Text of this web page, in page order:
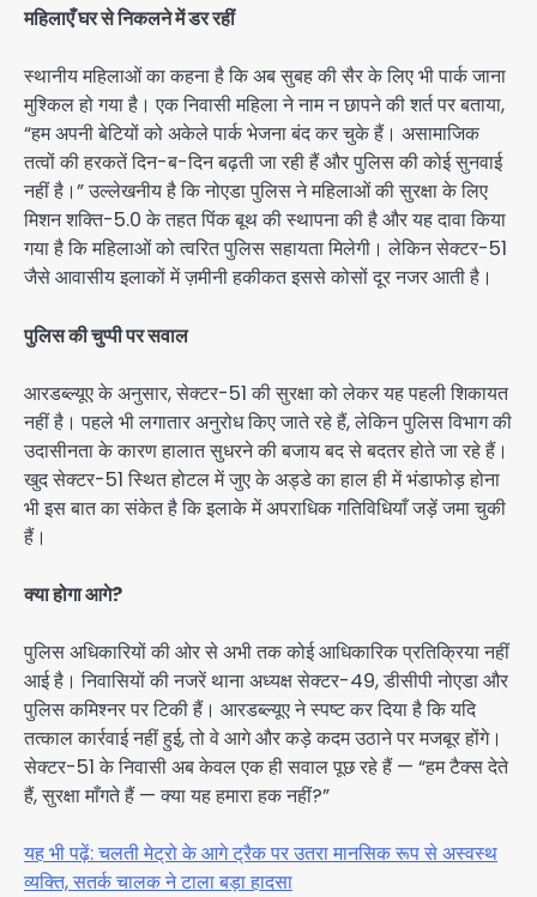
महिलाएँ घर से निकलने में डर रहीं
स्थानीय महिलाओं का कहना है कि अब सुबह की सैर के लिए भी पार्क जाना
मुश्किल हो गया है। एक निवासी महिला ने नाम न छापने की शर्त पर बताया,
“हम अपनी बेटियों को अकेले पार्क भेजना बंद कर चुके हैं। असामाजिक
तत्वों की हरकतें दिन-ब-दिन बढ़ती जा रही हैं और पुलिस की कोई सुनवाई
नहीं है।” उल्लेखनीय है कि नोएडा पुलिस ने महिलाओं की सुरक्षा के लिए
मिशन शक्ति-5.0 के तहत पिंक बूथ की स्थापना की है और यह दावा किया
गया है कि महिलाओं को त्वरित पुलिस सहायता मिलेगी। लेकिन सेक्टर-51
जैसे आवासीय इलाकों में ज़मीनी हकीकत इससे कोसों दूर नजर आती है।
पुलिस की चुप्पी पर सवाल
आरडब्ल्यूए के अनुसार, सेक्टर-51 की सुरक्षा को लेकर यह पहली शिकायत
नहीं है। पहले भी लगातार अनुरोध किए जाते रहे हैं, लेकिन पुलिस विभाग की
उदासीनता के कारण हालात सुधरने की बजाय बद से बदतर होते जा रहे हैं।
खुद सेक्टर-51 स्थित होटल में जुए के अड्डे का हाल ही में भंडाफोड़ होना
भी इस बात का संकेत है कि इलाके में अपराधिक गतिविधियाँ जड़ें जमा चुकी
हैं।
क्या होगा आगे?
पुलिस अधिकारियों की ओर से अभी तक कोई आधिकारिक प्रतिक्रिया नहीं
आई है। निवासियों की नजरें थाना अध्यक्ष सेक्टर-49, डीसीपी नोएडा और
पुलिस कमिश्नर पर टिकी हैं। आरडब्ल्यूए ने स्पष्ट कर दिया है कि यदि
तत्काल कार्रवाई नहीं हुई, तो वे आगे और कड़े कदम उठाने पर मजबूर होंगे।
सेक्टर-51 के निवासी अब केवल एक ही सवाल पूछ रहे हैं — “हम टैक्स देते
हैं, सुरक्षा माँगते हैं — क्या यह हमारा हक नहीं?”
यह भी पढ़ें: चलती मेट्रो के आगे ट्रैक पर उतरा मानसिक रूप से अस्वस्थ
व्यक्ति, सतर्क चालक ने टाला बड़ा हादसा